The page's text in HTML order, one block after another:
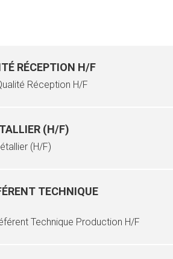
RÉCEPTION H/F
Réception H/F
(H/F)
(H/F)
TECHNIQUE
Technique Production H/F